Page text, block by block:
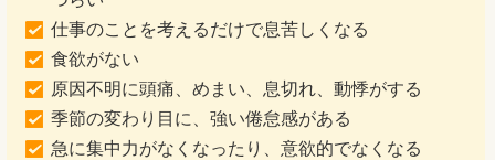
仕事のことを考えるだけで息苦しくなる
食欲がない
原因不明に頭痛、めまい、息切れ、動悸がする
季節の変わり目に、強い倦怠感がある
急に集中力がなくなったり、意欲的でなくなる